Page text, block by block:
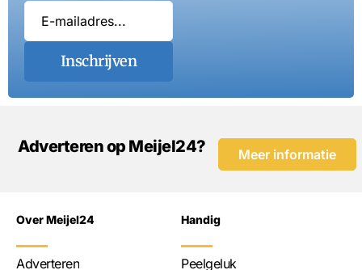
Inschrijven
Adverteren op Meijel24? Meer informatie
Over Meijel24
Adverteren
Handig
Peelgeluk